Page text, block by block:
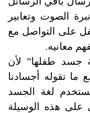
الصوت وتعابير
على التواصل مع
معانيه.
جسد طفلها” لأن
ما تقوله أجسادنا
لغة الجسد
على هذه الوسيلة